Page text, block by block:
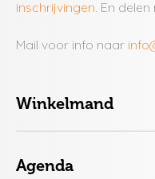
inschrijvingen . En
Mail voor info naar
Winkelmand
Agenda